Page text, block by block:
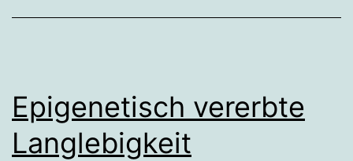
Epigenetisch vererbte
Langlebigkeit